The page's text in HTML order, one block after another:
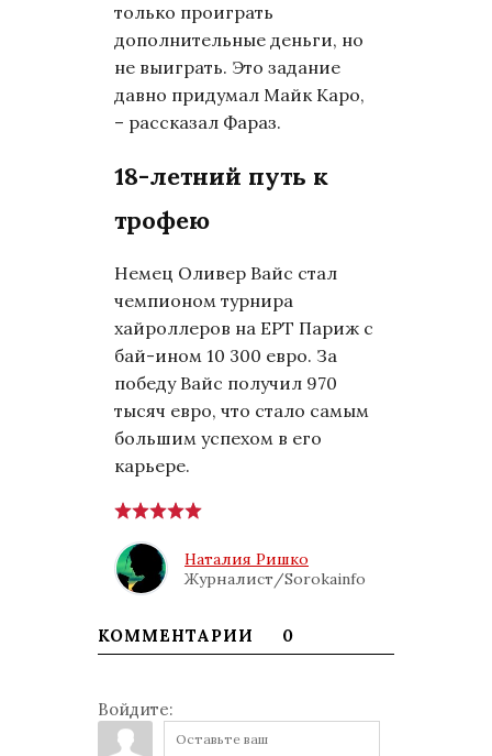
только проиграть
дополнительные деньги, но
не выиграть. Это задание
давно придумал Майк Каро,
– рассказал Фараз.
18-летний путь к
трофею
Немец Оливер Вайс стал
чемпионом турнира
хайроллеров на EPT Париж с
бай-ином 10 300 евро. За
победу Вайс получил 970
тысяч евро, что стало самым
большим успехом в его
карьере.
Наталия Ришко
Журналист/Sorokainfo
КОММЕНТАРИИ 0
Войдите: